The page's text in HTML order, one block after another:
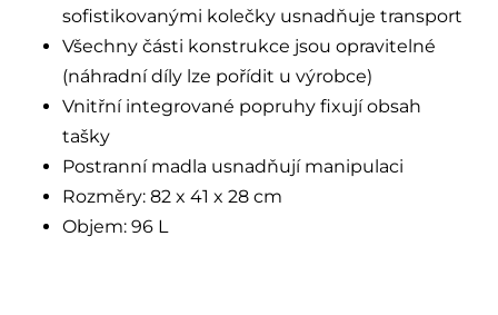
sofistikovanými kolečky usnadňuje transport
Všechny části konstrukce jsou opravitelné
(náhradní díly lze pořídit u výrobce)
Vnitřní integrované popruhy fixují obsah
tašky
Postranní madla usnadňují manipulaci
Rozměry: 82 x 41 x 28 cm
Objem: 96 L